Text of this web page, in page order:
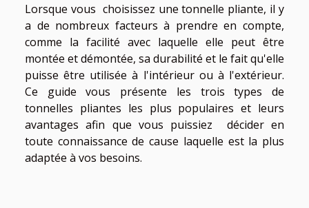
Lorsque vous choisissez une tonnelle pliante, il y
a de nombreux facteurs à prendre en compte,
comme la facilité avec laquelle elle peut être
montée et démontée, sa durabilité et le fait qu'elle
puisse être utilisée à l'intérieur ou à l'extérieur.
Ce guide vous présente les trois types de
tonnelles pliantes les plus populaires et leurs
avantages afin que vous puissiez décider en
toute connaissance de cause laquelle est la plus
adaptée à vos besoins.